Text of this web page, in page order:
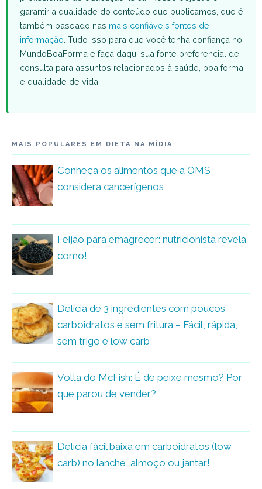
garantir a qualidade do conteúdo que publicamos, que é
também baseado nas mais confiáveis fontes de
informação . Tudo isso para que você tenha confiança no
MundoBoaForma e faça daqui sua fonte preferencial de
consulta para assuntos relacionados à saúde, boa forma
e qualidade de vida.
MAIS POPULARES EM DIETA NA MÍDIA
Conheça os alimentos que a OMS
considera cancerígenos
Feijão para emagrecer: nutricionista revela
como!
Delícia de 3 ingredientes com poucos
carboidratos e sem fritura – Fácil, rápida,
sem trigo e low carb
Volta do McFish: É de peixe mesmo? Por
que parou de vender?
Delícia fácil baixa em carboidratos (low
carb) no lanche, almoço ou jantar!